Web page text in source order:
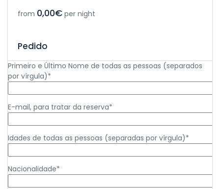
from 0,00€ per night
Pedido
Primeiro e Último Nome de todas as pessoas (separados
por vírgula)*
E-mail, para tratar da reserva*
Idades de todas as pessoas (separadas por vírgula)*
Nacionalidade*